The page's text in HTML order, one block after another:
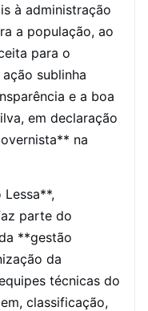
à administração
a população, ao
para o
sublinha
e a boa
em declaração
na
Lessa**,
parte do
**gestão
da
técnicas do
classificação,